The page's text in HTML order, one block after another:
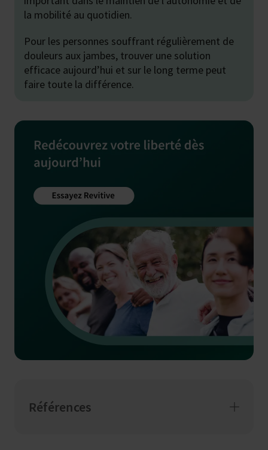
la mobilité au quotidien.
Pour les personnes souffrant régulièrement de
douleurs aux jambes, trouver une solution
efficace aujourd’hui et sur le long terme peut
faire toute la différence.
Références